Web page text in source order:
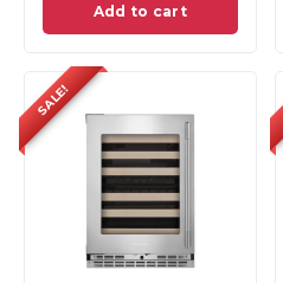
Add to cart
SALE!